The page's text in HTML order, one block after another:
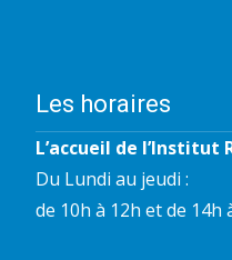
Les horaires
L’accueil de l’Institut
Du Lundi au jeudi :
de 10h à 12h et de 14h